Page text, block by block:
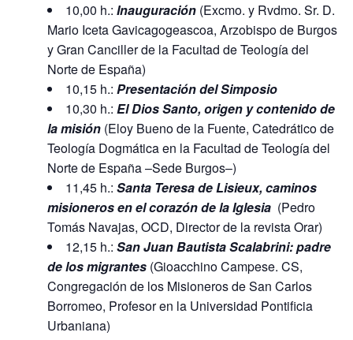
10,00 h.: Inauguración (Excmo. y Rvdmo. Sr. D.
Mario Iceta Gavicagogeascoa, Arzobispo de Burgos
y Gran Canciller de la Facultad de Teología del
Norte de España)
10,15 h.: Presentacióndel Simposio
10,30 h.: El Dios Santo, origen y contenido de
la misión (Eloy Bueno de la Fuente, Catedrático de
Teología Dogmática en la Facultad de Teología del
Norte de España –Sede Burgos–)
11,45 h.: Santa Teresa de Lisieux, caminos
misioneros en el corazón de la Iglesia (Pedro
Tomás Navajas, OCD, Director de la revista Orar)
12,15 h.: San Juan Bautista Scalabrini: padre
de los migrantes (Gioacchino Campese. CS,
Congregación de los Misioneros de San Carlos
Borromeo, Profesor en la Universidad Pontificia
Urbaniana)